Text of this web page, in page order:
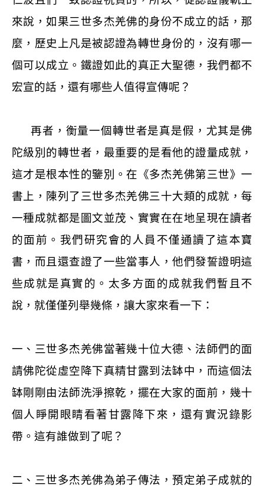
來說，如果三世多杰羌佛的身份不成立的話，那
麼，歷史上凡是被認證為轉世身份的，沒有哪一
個可以成立。鐵證如此的真正大聖德，我們都不
宏宣的話，還有哪些人值得宣傳呢？
再者，衡量一個轉世者是真是假，尤其是佛
陀級別的轉世者，最重要的是看他的證量成就，
這才是根本性的鑒別。在《多杰羌佛第三世》一
書上，陳列了三世多杰羌佛三十大類的成就，每
一種成就都是圖文並茂、實實在在地呈現在讀者
的面前。我們研究會的人員不僅通讀了這本寶
書，而且還查證了一些當事人，他們發誓證明這
些成就是真實的。太多方面的成就我們暫且不
說，就僅僅列舉幾條，讓大家來看一下：
一、三世多杰羌佛當著幾十位大德、法師們的面
請佛陀從虛空降下真精甘露到法缽中，而這個法
缽剛剛由法師洗淨擦乾，擺在大家的面前，幾十
個人睜開眼睛看著甘露降下來，還有實況錄影
帶。這有誰做到了呢？
二、三世多杰羌佛為弟子傳法，預定弟子成就的